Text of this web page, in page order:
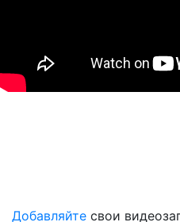
Добавляйте свои